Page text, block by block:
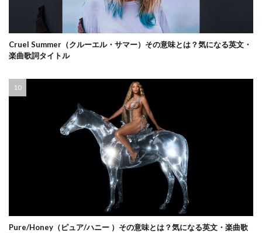
Cruel Summer（クルーエル・サマー）その意味とは？気になる英文・
楽曲歌詞タイトル
Pure/Honey（ピュア/ハニー ）その意味とは？気になる英文・楽曲歌